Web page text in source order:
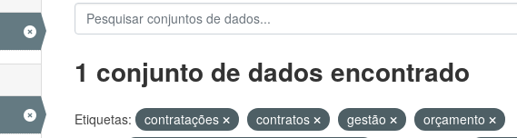
1 conjunto de dados encontrado
Etiquetas: contratações contratos gestão
orçamento